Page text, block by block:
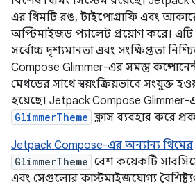
এর থিমটি রঙ, টাইপোগ্রাফি এবং
অপ্টিমাইজড প্যালেট প্রয়োগ করে। এটি
সর্বোচ্চ দৃশ্যমানতা এবং সংক্ষিপ্ততা
Compose Glimmer-এর সমস্ত কম্পোনেন্ট
মেথডের সাথে স্বয়ংক্রিয়ভাবে সংযুক্ত
হয়েছে। Jetpack Compose Glimmer-
GlimmerTheme ক্লাস ব্যবহার করে
Jetpack Compose-এর অন্যান্য থিমের
GlimmerTheme বেশ কয়েকটি
এবং সেগুলোর কাস্টমাইজযোগ্য